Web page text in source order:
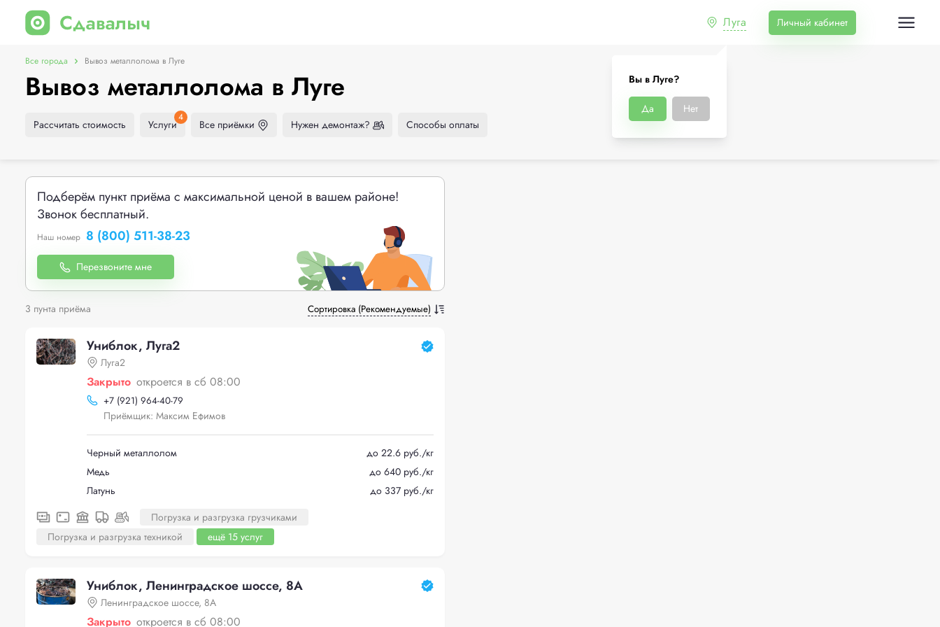
Луга
Вы в Луге?
Да Нет
Личный кабинет
Все города Вывоз металлолома в Луге
Вывоз металлолома в Луге
Рассчитать стоимость Услуги
4
Все приёмки Нужен демонтаж? Способы оплаты
Подберём пункт приёма с максимальной ценой в вашем районе!
Звонок бесплатный.
Наш номер 8 (800) 511-38-23
Перезвоните мне
3 пунта приёма Сортировка (Рекомендуемые)
Униблок, Луга2
Луга2
Закрыто откроется в сб 08:00
+7 (921) 964-40-79
Приёмщик: Максим Ефимов
Черный металлолом
до 22.6 руб./кг
Медь
до 640 руб./кг
Латунь
до 337 руб./кг
Погрузка и разгрузка грузчиками
Погрузка и разгрузка техникой
ещё 15 услуг
Униблок, Ленинградское шоссе, 8А
Ленинградское шоссе, 8А
Закрыто откроется в сб 08:00